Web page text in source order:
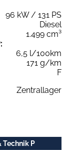
96 kW / 131 PS
Diesel
1.499 cm³
6,5 l/100km
171 g/km
F
Zentrallager
Technik P